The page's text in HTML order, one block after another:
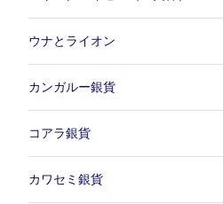
ウナとライオン
カンガルー銀貨
コアラ銀貨
カワセミ銀貨